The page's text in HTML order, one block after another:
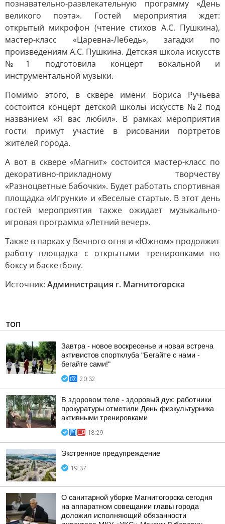
познавательно-развлекательную программу «День
великого поэта». Гостей мероприятия ждет:
открытый микрофон (чтение стихов А.С. Пушкина),
мастер-класс «Царевна-Лебедь», загадки по
произведениям А.С. Пушкина. Детская школа искусств
№1 подготовила концерт вокальной и
инструментальной музыки.
Помимо этого, в сквере имени Бориса Ручьева
состоится концерт детской школы искусств №2 под
названием «Я вас любил». В рамках мероприятия
гости примут участие в рисовании портретов
жителей города.
А вот в сквере «Магнит» состоится мастер-класс по
декоративно-прикладному творчеству
«Разноцветные бабочки». Будет работать спортивная
площадка «Игрунки» и «Веселые старты». В этот день
гостей мероприятия также ожидает музыкально-
игровая программа «Летний вечер».
Также в парках у Вечного огня и «Южном» продолжит
работу площадка с открытыми тренировками по
боксу и баскетболу.
Источник: Администрация г. Магнитогорска
ТОП
Завтра - новое воскресенье и новая встреча
активистов спортклуба "Бегайте с нами -
бегайте сами!"
20:32
В здоровом теле - здоровый дух: работники
прокуратуры отметили День физкультурника
активными тренировками
18:29
Экстренное предупреждение
19:37
О санитарной уборке Магнитогорска сегодня
на аппаратном совещании главы города
доложил исполняющий обязанности